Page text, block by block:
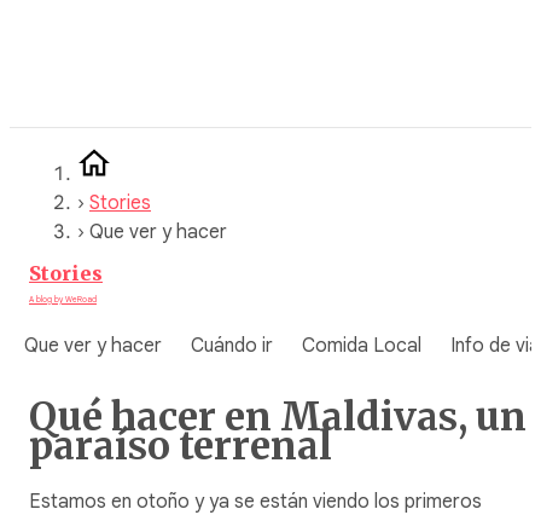
› Stories
› Que ver y hacer
Stories
A blog by WeRoad
Que ver y hacer Cuándo ir Comida Local Info de
Qué hacer en Maldivas, un
paraíso terrenal
Estamos en otoño y ya se están viendo los primeros